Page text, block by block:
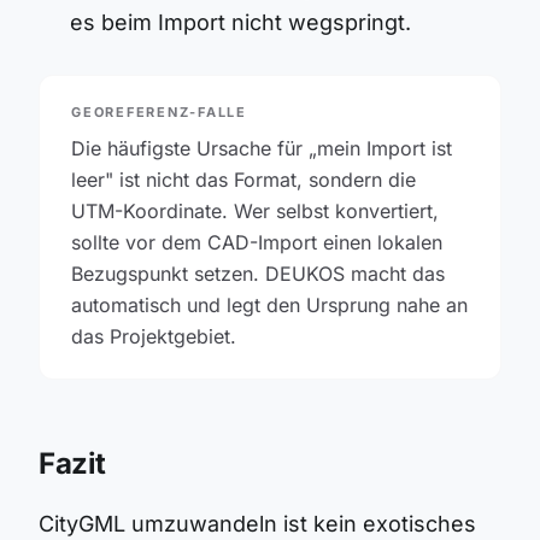
es beim Import nicht wegspringt.
GEOREFERENZ-FALLE
Die häufigste Ursache für „mein Import ist
leer" ist nicht das Format, sondern die
UTM-Koordinate. Wer selbst konvertiert,
sollte vor dem CAD-Import einen lokalen
Bezugspunkt setzen. DEUKOS macht das
automatisch und legt den Ursprung nahe an
das Projektgebiet.
Fazit
CityGML umzuwandeln ist kein exotisches